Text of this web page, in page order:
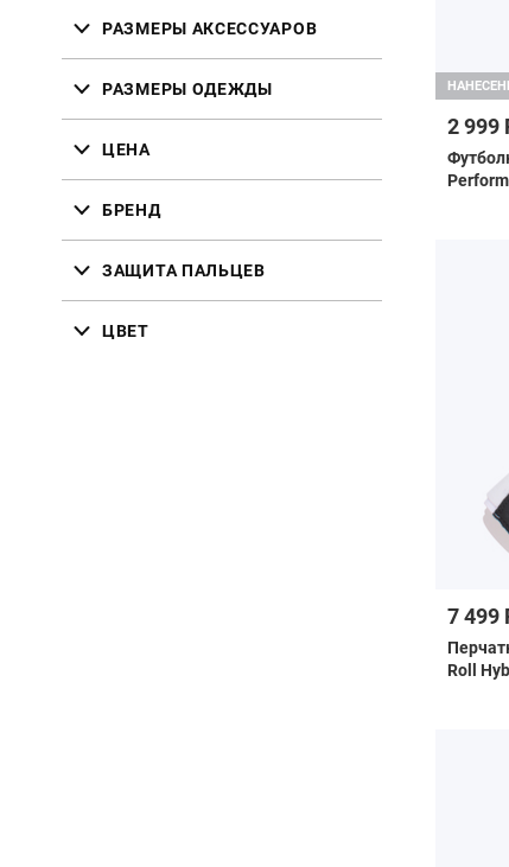
РАЗМЕРЫ АКСЕССУАРОВ
РАЗМЕРЫ ОДЕЖДЫ
ЦЕНА
БРЕНД
ЗАЩИТА ПАЛЬЦЕВ
ЦВЕТ
2 999
7 499
Roll